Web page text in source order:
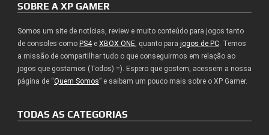
SOBRE A XP GAMER
Somos um site de notícias, review e muito conteúdo para jogos tanto
de consoles como PS4e XBOX ONE, quanto para jogos de PC. Temos
a missão de compartilhar tudo o que conseguirmos em relação ao
jogos que gostamos (Todos) =). Espero que gostem, acessem a nossa
página de “Quem Somos” e saibam um pouco mais sobre o XP Gamer.
TODAS AS CATEGORIAS